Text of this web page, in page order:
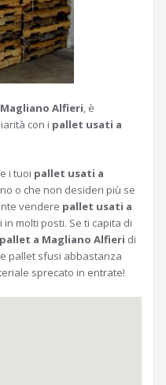
Magliano Alfieri, è
con i pallet usati a
i tuoi pallet usati a
o che non desideri più se
vendere pallet usati a
in molti posti. Se ti capita di
pallet a Magliano Alfieri di
pallet sfusi abbastanza
sprecato in entrate!